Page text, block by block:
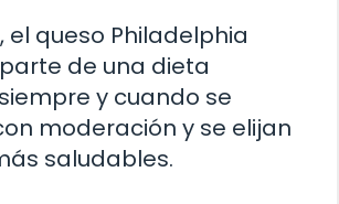
el queso Philadelphia
de una dieta
y cuando se
moderación y se elijan
saludables.